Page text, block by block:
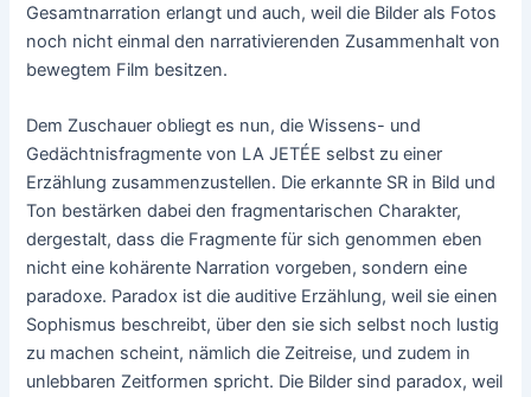
Gesamtnarration erlangt und auch, weil die Bilder als Fotos
noch nicht einmal den narrativierenden Zusammenhalt von
bewegtem Film besitzen.
Dem Zuschauer obliegt es nun, die Wissens- und
Gedächtnisfragmente von LA JETÉE selbst zu einer
Erzählung zusammenzustellen. Die erkannte SR in Bild und
Ton bestärken dabei den fragmentarischen Charakter,
dergestalt, dass die Fragmente für sich genommen eben
nicht eine kohärente Narration vorgeben, sondern eine
paradoxe. Paradox ist die auditive Erzählung, weil sie einen
Sophismus beschreibt, über den sie sich selbst noch lustig
zu machen scheint, nämlich die Zeitreise, und zudem in
unlebbaren Zeitformen spricht. Die Bilder sind paradox, weil